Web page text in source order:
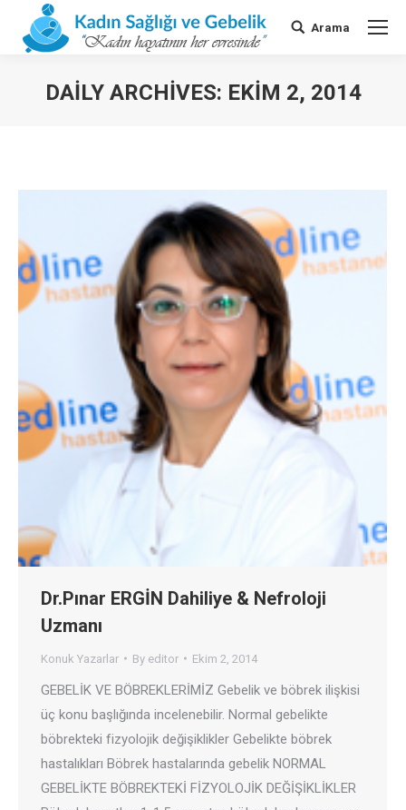
Search:
Arama
DAILY ARCHIVES: EKIM 2, 2014
Dr.Pınar ERGİN Dahiliye & Nefroloji
Uzmanı
Konuk Yazarlar By editor Ekim 2, 2014
GEBELİK VE BÖBREKLERİMİZ Gebelik ve böbrek ilişkisi
üç konu başlığında incelenebilir. Normal gebelikte
böbrekteki fizyolojik değişiklikler Gebelikte böbrek
hastalıkları Böbrek hastalarında gebelik NORMAL
GEBELİKTE BÖBREKTEKİ FİZYOLOJİK DEĞİŞİKLİKLER